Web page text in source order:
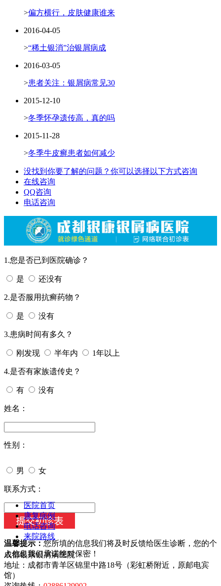
>偏方横行，皮肤健康谁来
2016-04-05
>“稀土银消”治银屑病成
2016-03-05
>患者关注：银屑病常见30
2015-12-10
>冬季怀孕遗传高，真的吗
2015-11-28
>冬季牛皮癣患者如何减少
没找到你要了解的问题？你可以选择以下方式咨询
在线咨询
QQ咨询
电话咨询
1.您是否已到医院确诊？
是 还没有
2.是否服用抗癣药物？
是 没有
3.患病时间有多久？
刚发现 半年内 1年以上
4.是否有家族遗传史？
有 没有
姓名：
性别：
男 女
今天日期：
联系方式：
温馨提示： 您所填的信息我们将及时反馈给医生诊断，您的个
人信息我们承诺绝对保密！
医院首页
康复病例
电话咨询
来院路线
成都银康银屑病医院
地址：成都市青羊区锦里中路18号（彩虹桥附近，原邮电宾
馆）